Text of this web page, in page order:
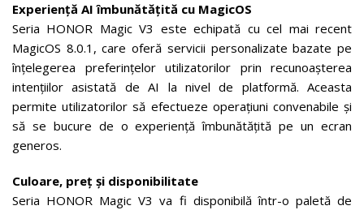
Experiență AIîmbunătățită cu MagicOS
Seria HONOR Magic V3 este echipată cu cel mai recent
MagicOS 8.0.1, care oferă servicii personalizate bazate pe
înțelegerea preferințelor utilizatorilor prin recunoașterea
intențiilor asistată de AI la nivel de platformă. Aceasta
permite utilizatorilor să efectueze operațiuni convenabile și
să se bucure de o experiență îmbunătățită pe un ecran
generos.
Culoare, preț și disponibilitate
Seria HONOR Magic V3 va fi disponibilă într-o paletă de